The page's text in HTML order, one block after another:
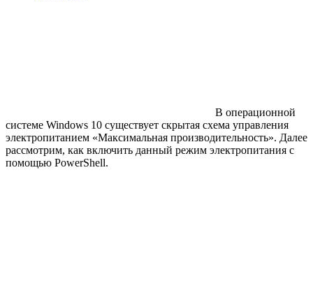
В операционной
системе Windows 10 существует скрытая схема управления
электропитанием «Максимальная производительность». Далее
рассмотрим, как включить данный режим электропитания с
помощью PowerShell.